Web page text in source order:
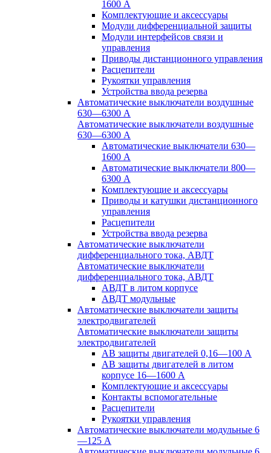
1600 А
Комплектующие и аксессуары
Модули дифференциальной защиты
Модули интерфейсов связи и
управления
Приводы дистанционного управления
Расцепители
Рукоятки управления
Устройства ввода резерва
Автоматические выключатели воздушные
630—6300 А
Автоматические выключатели воздушные
630—6300 А
Автоматические выключатели 630—
1600 А
Автоматические выключатели 800—
6300 А
Комплектующие и аксессуары
Приводы и катушки дистанционного
управления
Расцепители
Устройства ввода резерва
Автоматические выключатели
дифференциального тока, АВДТ
Автоматические выключатели
дифференциального тока, АВДТ
АВДТ в литом корпусе
АВДТ модульные
Автоматические выключатели защиты
электродвигателей
Автоматические выключатели защиты
электродвигателей
АВ защиты двигателей 0,16—100 А
АВ защиты двигателей в литом
корпусе 16—1600 А
Комплектующие и аксессуары
Контакты вспомогательные
Расцепители
Рукоятки управления
Автоматические выключатели модульные 6
—125 А